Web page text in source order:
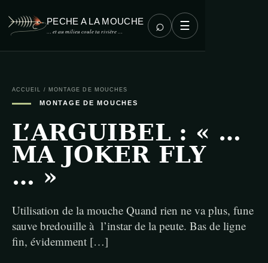
PECHE A LA MOUCHE
… et au milieu coule ta rivière … ⌕ ☰
ACCUEIL / MONTAGE DE MOUCHES
MONTAGE DE MOUCHES
L’ARGUIBEL : « …
MA JOKER FLY
… »
Utilisation de la mouche Quand rien ne va plus, fune
sauve bredouille à l’instar de la peute. Bas de ligne
fin, évidemment […]